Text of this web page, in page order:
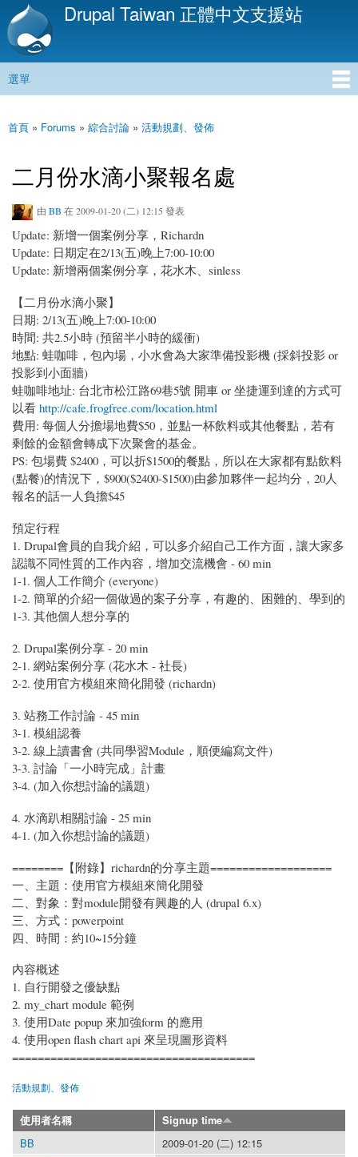
移
內
Drupal Taiwan 正體中文支援站
主選單
選單
您在這裡
首頁 » Forums » 綜合討論 » 活動規劃、發佈
二月份水滴小聚報名處
由 BB 在 2009-01-20 (二) 12:15 發表
Update: 新增一個案例分享，Richardn
Update: 日期定在2/13(五)晚上7:00-10:00
Update: 新增兩個案例分享，花水木、sinless
【二月份水滴小聚】
日期: 2/13(五)晚上7:00-10:00
時間: 共2.5小時 (預留半小時的緩衝)
地點: 蛙咖啡，包內場，小水會為大家準備投影機 (採斜投影 or
投影到小面牆)
蛙咖啡地址: 台北市松江路69巷5號 開車 or 坐捷運到達的方式可
以看 http://cafe.frogfree.com/location.html
費用: 每個人分擔場地費$50，並點一杯飲料或其他餐點，若有
剩餘的金額會轉成下次聚會的基金。
PS: 包場費 $2400，可以折$1500的餐點，所以在大家都有點飲料
(點餐)的情況下，$900($2400-$1500)由參加夥伴一起均分，20人
報名的話一人負擔$45
預定行程
1. Drupal會員的自我介紹，可以多介紹自己工作方面，讓大家多
認識不同性質的工作內容，增加交流機會 - 60 min
1-1. 個人工作簡介 (everyone)
1-2. 簡單的介紹一個做過的案子分享，有趣的、困難的、學到的
1-3. 其他個人想分享的
2. Drupal案例分享 - 20 min
2-1. 網站案例分享 (花水木 - 社長)
2-2. 使用官方模組來簡化開發 (richardn)
3. 站務工作討論 - 45 min
3-1. 模組認養
3-2. 線上讀書會 (共同學習Module，順便編寫文件)
3-3. 討論「一小時完成」計畫
3-4. (加入你想討論的議題)
4. 水滴趴相關討論 - 25 min
4-1. (加入你想討論的議題)
========【附錄】richardn的分享主題===================
一、主題：使用官方模組來簡化開發
二、對象：對module開發有興趣的人 (drupal 6.x)
三、方式：powerpoint
四、時間：約10~15分鐘
內容概述
1. 自行開發之優缺點
2. my_chart module 範例
3. 使用Date popup 來加強form 的應用
4. 使用open flash chart api 來呈現圖形資料
======================================
活動規劃、發佈
使用者名稱 Signup time
BB
2009-01-20 (二) 12:15